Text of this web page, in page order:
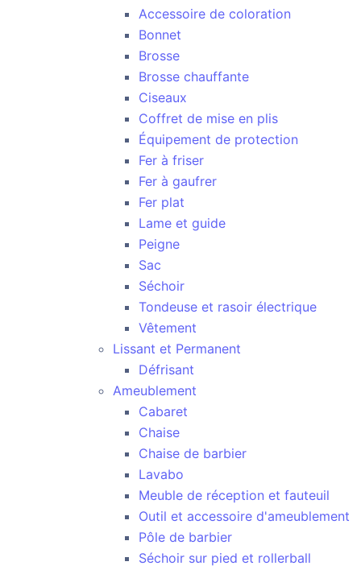
Accessoire de coloration
Bonnet
Brosse
Brosse chauffante
Ciseaux
Coffret de mise en plis
Équipement de protection
Fer à friser
Fer à gaufrer
Fer plat
Lame et guide
Peigne
Sac
Séchoir
Tondeuse et rasoir électrique
Vêtement
Lissant et Permanent
Défrisant
Ameublement
Cabaret
Chaise
Chaise de barbier
Lavabo
Meuble de réception et fauteuil
Outil et accessoire d'ameublement
Pôle de barbier
Séchoir sur pied et rollerball